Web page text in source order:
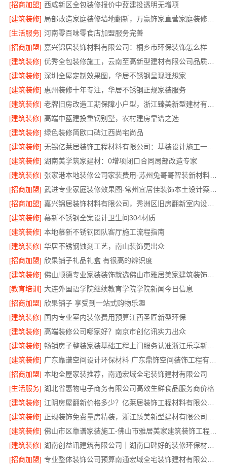
[招商加盟] 西咸新区全包装修报价中蓝建投透明无增项
[建筑装修]
局部改造家庭装修墙地翻新，万赢饰家直营家庭装修成本管控
[生活服务] 河南零百味零食店加盟服务完善
[招商加盟] 嘉兴锦居装饰材料有限公司：桐乡市环保装饰怎么样
[建筑装修]
优秀全包装修施工，云南至高新型建材有限公司品质保证
[建筑装修] 深圳全屋定制效果图，华居不锈钢呈现理想家
[建筑装修] 惠州装修十年专注，华居不锈钢正规家装服务
[建筑装修]
[建筑装修] 高端中蓝建投重钢别墅，农村建房靠谱之选
[建筑装修] 绿色装修简欧口碑江西尚宅尚品
[建筑装修]
无锡亿莱居装饰工程材料有限公司：基装设计施工一体化哪家专业
[建筑装修] 湖南美学筑家建材：0增项闭口合同局部改造专家
[建筑装修]
张家港本地装修公司家装费用-苏州兔哥哥智装新材料有限公司全包
[招商加盟]
武进专业家庭装修效果图-常州宜居佳装饰本土设计案例鉴赏
[招商加盟]
嘉兴锦居装饰材料有限公司，秀洲区旧房翻新室内设计哪家好
[建筑装修] 慕新不锈钢全案设计卫生间304材质
[建筑装修] 本地慕新不锈钢团队客厅施工流程指南
[建筑装修] 华居不锈钢蚀刻工艺，南山装饰更出众
[招商加盟] 欣果铺子礼品礼盒 有很高的辨识度
[建筑装修]
佛山顺德专业家装装饰就选佛山市雅居美家建筑装饰工程有限公司
[教育培训] 大连外国语学院继续教育学院学院新闻今日信息
[招商加盟] 欣果铺子 享受到一站式购物乐趣
[建筑装修] 国内专业室内装修费用预算江西圣匠新型环保
[建筑装修] 高端装修公司哪家好？南京市创亿讯实力出众
[建筑装修]
畅销房子整装家装基础工程上门服务认准浙江乐享新材料有限公司
[建筑装修]
[招商加盟] 本地全屋家装推荐，南通宏域全宅装饰建材有限公司
[生活服务] 湖北省惠物电子商务有限公司高效生鲜食品服务商价格
[建筑装修]
江阴房屋翻新价格多少？亿莱居装饰工程材料有限公司全流程品控
[建筑装修]
[建筑装修]
佛山市区靠谱家装施工-佛山市雅居美家建筑装饰工程有限公司
[建筑装修]
湖南创益讯建筑有限公司｜湖南口碑好的装修环保材料推荐
[招商加盟]
专业整体装饰公司预算南通宏域全宅装饰建材有限公司核算